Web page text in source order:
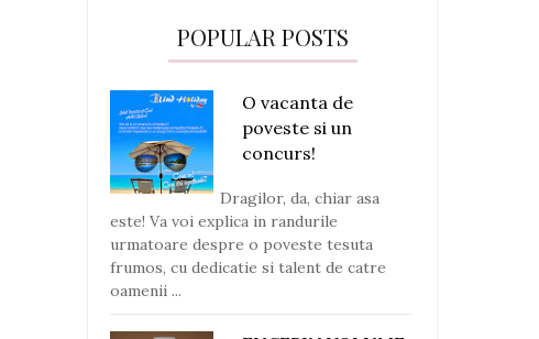
POPULAR POSTS
O vacanta de
poveste si un
concurs!
Dragilor, da, chiar asa
este! Va voi explica in randurile
urmatoare despre o poveste tesuta
frumos, cu dedicatie si talent de catre
oamenii ...